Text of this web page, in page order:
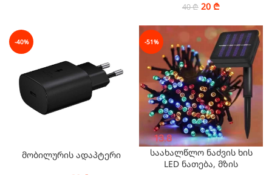
40₾ 20 ₾
-40%
მობილურის ადაპტერი
-51%
საახალწლო ნაძვის ხის
LED ნათება, მზის